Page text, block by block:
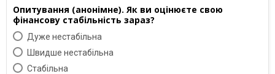
Опитування (анонімне). Як ви оцінюєте свою
фінансову стабільність зараз?
Дуже нестабільна
Швидше нестабільна
Cтабільна